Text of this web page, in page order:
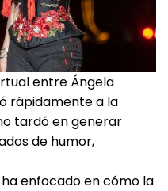
entre Ángela
rápidamente a la
tardó en generar
de humor,
enfocado en cómo la